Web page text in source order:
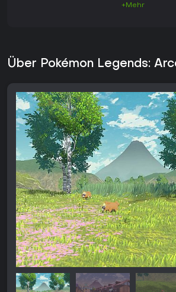
+Mehr
Über Pokémon Legends: